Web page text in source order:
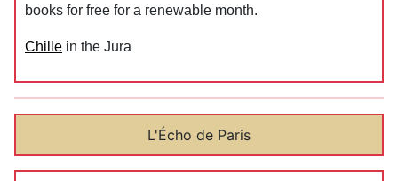
books for free for a renewable month.
Chille in the Jura
L'Écho de Paris